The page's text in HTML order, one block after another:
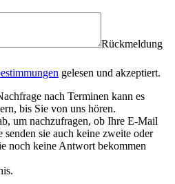
Rückmeldung
gelesen und akzeptiert.
nach Terminen kann es
bis Sie von uns hören.
um nachzufragen, ob Ihre E-Mail
sie auch keine zweite oder
noch keine Antwort bekommen